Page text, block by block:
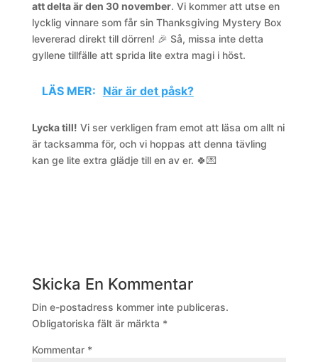
att delta är den 30 november. Vi kommer att utse en
lycklig vinnare som får sin Thanksgiving Mystery Box
levererad direkt till dörren! 🎉 Så, missa inte detta
gyllene tillfälle att sprida lite extra magi i höst.
LÄS MER: När är det påsk?
Lycka till! Vi ser verkligen fram emot att läsa om allt ni
är tacksamma för, och vi hoppas att denna tävling
kan ge lite extra glädje till en av er. 🍀💌
Skicka En Kommentar
Din e-postadress kommer inte publiceras.
Obligatoriska fält är märkta *
Kommentar *